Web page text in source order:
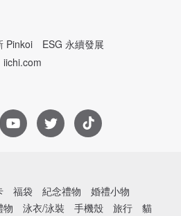
Pinkoi
ESG 永續發展
iichi.com
福袋 紀念禮物
婚禮小物
物 泳衣/泳裝 手機殼 旅行 貓